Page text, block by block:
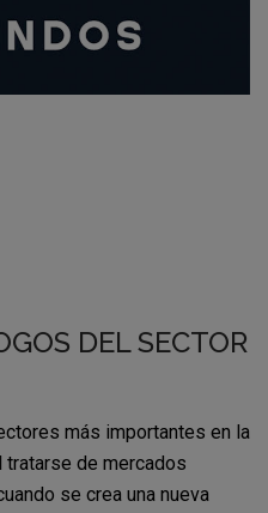
DEL SECTOR
más importantes en la
de mercados
se crea una nueva